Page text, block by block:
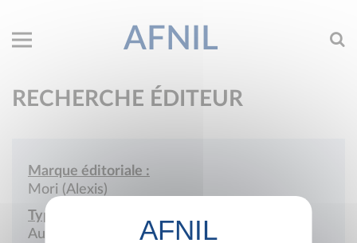
AFNIL
RECHERCHE ÉDITEUR
Marque éditoriale :
Mori (Alexis)
Type de société :
Auto-édition